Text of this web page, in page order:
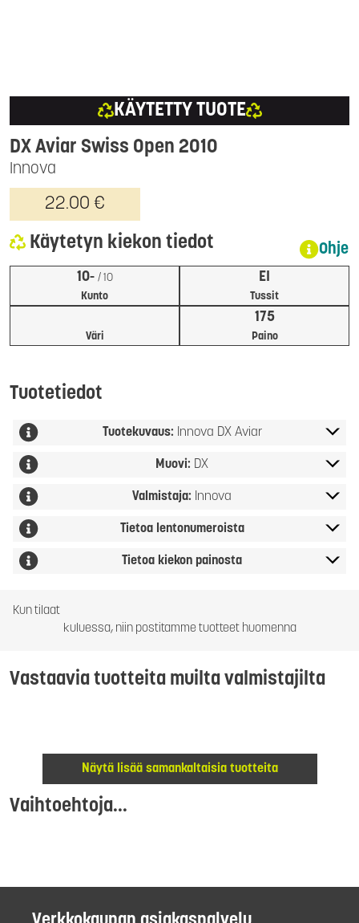
KÄYTETTY TUOTE
Innova
DX Aviar Swiss Open 2010
22.00 €
Käytetyn kiekon tiedot Ohje
Kunto
10- / 10
Tussit
EI
Väri Paino
175
Tuotetiedot
Tuotekuvaus: Innova DX Aviar
Muovi: DX
Valmistaja: Innova
Tietoa lentonumeroista
Tietoa kiekon painosta
Kun tilaat
kuluessa, niin postitamme tuotteet huomenna
Vastaavia tuotteita muilta valmistajilta
Näytä lisää samankaltaisia tuotteita
Vaihtoehtoja...